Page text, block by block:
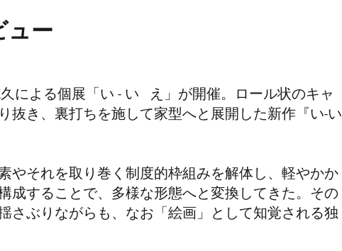
ュー
による個展「い - い え」が開催。ロール状のキャ
抜き、裏打ちを施して家型へと展開した新作 『い-い
やそれを取り巻く制度的枠組みを解体し、軽やかか
成することで、多様な形態へと変換してきた。その
さぶりながらも、なお「絵画」として知覚される独